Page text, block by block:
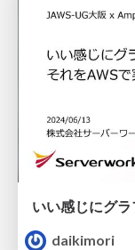
daikimori